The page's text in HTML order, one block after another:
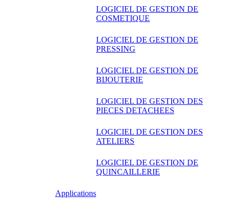
LOGICIEL DE GESTION DE
COSMETIQUE
LOGICIEL DE GESTION DE
PRESSING
LOGICIEL DE GESTION DE
BIJOUTERIE
LOGICIEL DE GESTION DES
PIECES DETACHEES
LOGICIEL DE GESTION DES
ATELIERS
LOGICIEL DE GESTION DE
QUINCAILLERIE
Applications